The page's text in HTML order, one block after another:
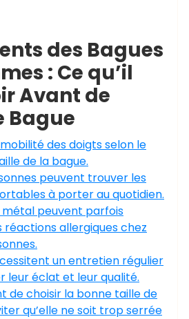
des Bagues
: Ce qu’il
Avant de
Bague
des doigts selon le
de la bague.
peuvent trouver les
à porter au quotidien.
métal peuvent parfois
réactions allergiques chez
un entretien régulier
leur éclat et leur qualité.
de choisir la bonne taille de
qu’elle ne soit trop serrée